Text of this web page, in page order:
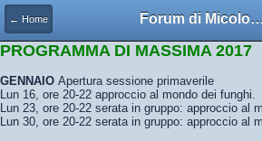
← Home Forum di Micologia AMB Gruppo di
PROGRAMMA DI MASSIMA 2017
GENNAIO Apertura sessione primaverile
Lun 16, ore 20-22 approccio al mondo dei funghi.
Lun 23, ore 20-22 serata in gruppo: approccio al
Lun 30, ore 20-22 serata in gruppo: approccio al